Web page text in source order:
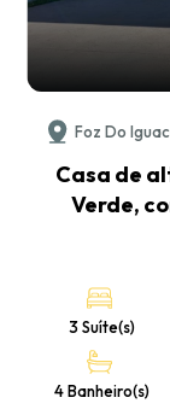
Foz Do
Casa de
Verde,
3 Suíte(s)
4 Banheiro(s)